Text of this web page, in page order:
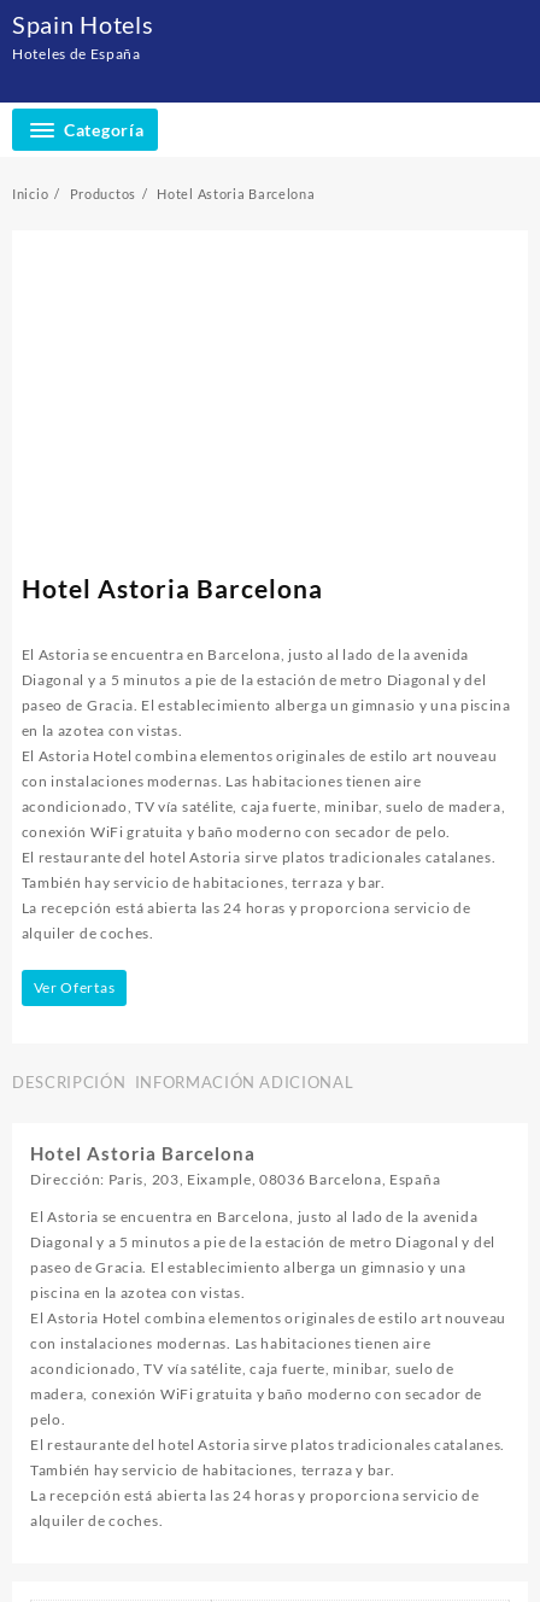
contenido
Spain Hotels
Hoteles de España
Categoría
Inicio Productos Hotel Astoria Barcelona
Hotel Astoria Barcelona
El Astoria se encuentra en Barcelona, justo al lado de la avenida
Diagonal y ​​a 5 minutos a pie de la estación de metro Diagonal y del
paseo de Gracia. El establecimiento alberga un gimnasio y una piscina
en la azotea con vistas.
El Astoria Hotel combina elementos originales de estilo art nouveau
con instalaciones modernas. Las habitaciones tienen aire
acondicionado, TV vía satélite, caja fuerte, minibar, suelo de madera,
conexión WiFi gratuita y baño moderno con secador de pelo.
El restaurante del hotel Astoria sirve platos tradicionales catalanes.
También hay servicio de habitaciones, terraza y bar.
La recepción está abierta las 24 horas y proporciona servicio de
alquiler de coches.
Ver Ofertas
DESCRIPCIÓN INFORMACIÓN ADICIONAL
Hotel Astoria Barcelona
Dirección: Paris, 203, Eixample, 08036 Barcelona, España
El Astoria se encuentra en Barcelona, justo al lado de la avenida
Diagonal y ​​a 5 minutos a pie de la estación de metro Diagonal y del
paseo de Gracia. El establecimiento alberga un gimnasio y una
piscina en la azotea con vistas.
El Astoria Hotel combina elementos originales de estilo art nouveau
con instalaciones modernas. Las habitaciones tienen aire
acondicionado, TV vía satélite, caja fuerte, minibar, suelo de
madera, conexión WiFi gratuita y baño moderno con secador de
pelo.
El restaurante del hotel Astoria sirve platos tradicionales catalanes.
También hay servicio de habitaciones, terraza y bar.
La recepción está abierta las 24 horas y proporciona servicio de
alquiler de coches.